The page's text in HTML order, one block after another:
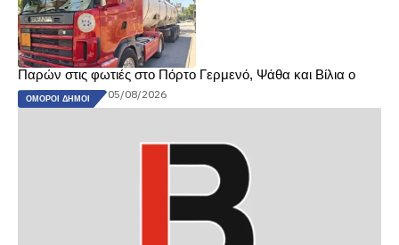
Παρών στις φωτιές στο Πόρτο Γερμενό, Ψάθα και Βίλια ο
ΌΜΟΡΟΙ ΔΉΜΟΙ 05/08/2026